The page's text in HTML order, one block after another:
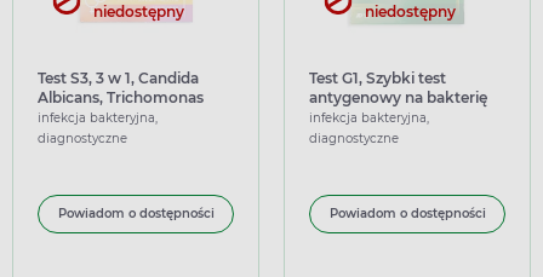
niedostępny
Test S3, 3 w 1, Candida
Albicans, Trichomonas
vaginalis, Gardnerella
vaginalis, 1 sztuka
infekcja bakteryjna,
diagnostyczne
Powiadom o dostępności
niedostępny
Test G1, Szybki test
antygenowy na bakterię
Gardnerella vaginalis,
infekcje intymne, 1 sztuka
infekcja bakteryjna,
diagnostyczne
Powiadom o dostępności